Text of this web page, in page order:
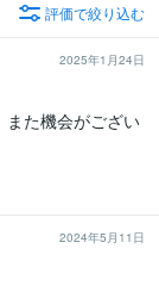
評価で絞り込む
2025年1月24日
また機会がござい
2024年5月11日